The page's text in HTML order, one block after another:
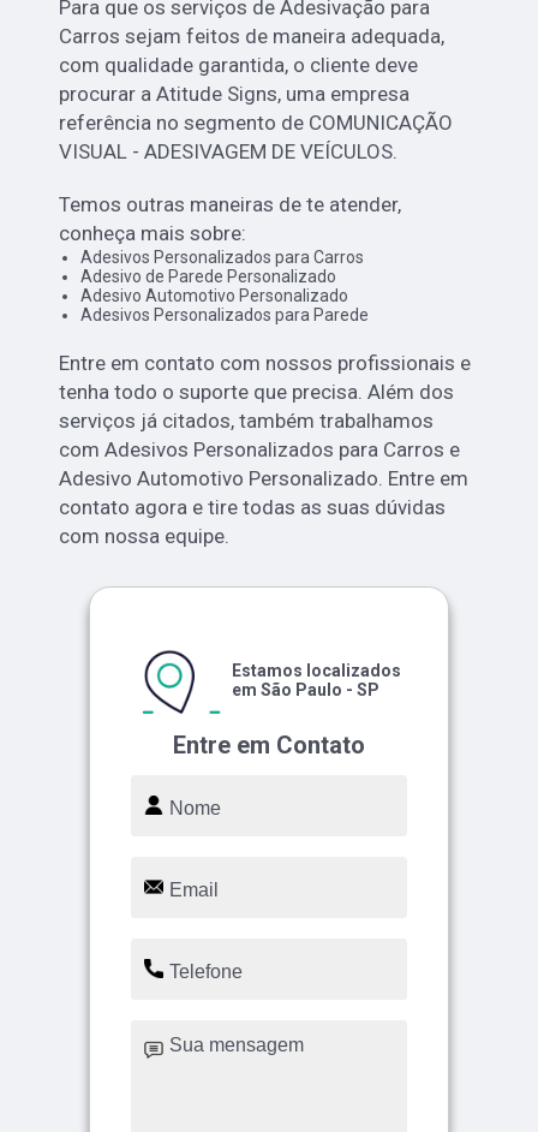
Para que os serviços de Adesivação para
Carros sejam feitos de maneira adequada,
com qualidade garantida, o cliente deve
procurar a Atitude Signs, uma empresa
referência no segmento de COMUNICAÇÃO
VISUAL - ADESIVAGEM DE VEÍCULOS.
Temos outras maneiras de te atender,
conheça mais sobre:
Adesivos Personalizados para Carros
Adesivo de Parede Personalizado
Adesivo Automotivo Personalizado
Adesivos Personalizados para Parede
Entre em contato com nossos profissionais e
tenha todo o suporte que precisa. Além dos
serviços já citados, também trabalhamos
com Adesivos Personalizados para Carros e
Adesivo Automotivo Personalizado. Entre em
contato agora e tire todas as suas dúvidas
com nossa equipe.
Entre em Contato
Estamos localizados
em São Paulo - SP